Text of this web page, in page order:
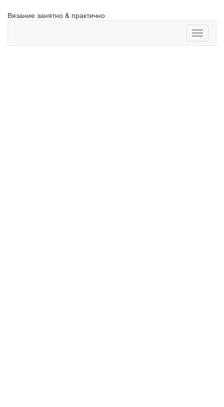
Вязание занятно & практично
Toggle